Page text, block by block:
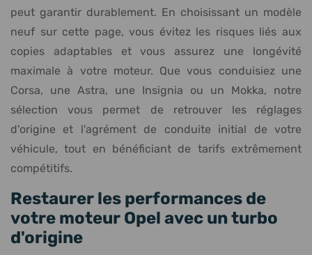
peut garantir durablement. En choisissant un modèle
neuf sur cette page, vous évitez les risques liés aux
copies adaptables et vous assurez une longévité
maximale à votre moteur. Que vous conduisiez une
Corsa, une Astra, une Insignia ou un Mokka, notre
sélection vous permet de retrouver les réglages
d'origine et l'agrément de conduite initial de votre
véhicule, tout en bénéficiant de tarifs extrêmement
compétitifs.
Restaurer les performances de
votre moteur Opel avec un turbo
d'origine